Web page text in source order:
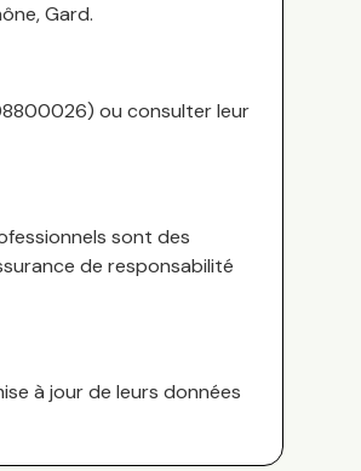
Gard.
) ou consulter leur
sont des
de responsabilité
à jour de leurs données